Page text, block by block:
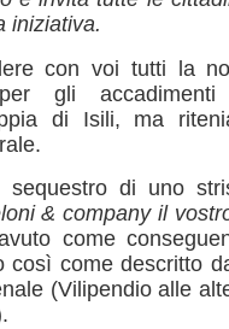
iniziativa.
con voi tutti la
per gli
di Isili, ma
di uno
& company il
come
così come descritto
(Vilipendio alle